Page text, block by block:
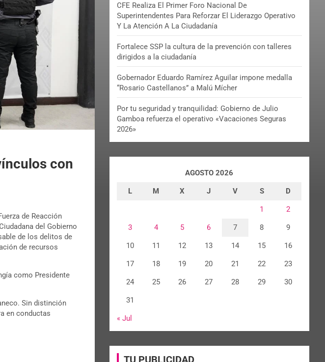
con
de Reacción
del Gobierno
de los delitos de
de recursos
como Presidente
Sin distinción
en conductas
CFE Realiza El Primer Foro Nacional De
Superintendentes Para Reforzar El Liderazgo Operativo
Y La Atención A La Ciudadanía
Fortalece SSP la cultura de la prevención con talleres
dirigidos a la ciudadanía
Gobernador Eduardo Ramírez Aguilar impone medalla
“Rosario Castellanos” a Malú Mícher
Por tu seguridad y tranquilidad: Gobierno de Julio
Gamboa refuerza el operativo «Vacaciones Seguras
2026»
AGOSTO 2026
L M X J V S D
1 2
3 4 5 6 7 8 9
10 11 12 13 14 15 16
17 18 19 20 21 22 23
24 25 26 27 28 29 30
31
« Jul
TU PUBLICIDAD